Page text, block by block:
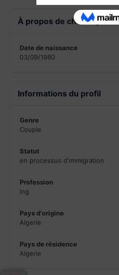
À propos de chafia dj
Date de naissance
03/09/1980
Informations du profil
Genre
Couple
Statut
en processus d'immigration
Profession
ing
Pays d'origine
Algerie
Pays de résidence
Algerie